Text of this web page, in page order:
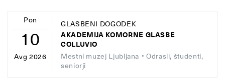
Pon
10
Avg 2026
GLASBENI DOGODEK
AKADEMIJA KOMORNE GLASBE
COLLUVIO
Mestni muzej Ljubljana • Odrasli, študenti,
seniorji